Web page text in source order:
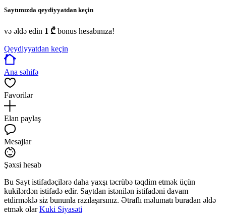
Saytımızda qeydiyyatdan keçin
və əldə edin 1 ₾ bonus hesabınıza!
Qeydiyyatdan keçin
Ana səhifə
Favorilər
Elan paylaş
Mesajlar
Şəxsi hesab
Bu Sayt istifadəçilərə daha yaxşı təcrübə təqdim etmək üçün
kukilərdən istifadə edir. Saytdan istənilən istifadəni davam
etdirməklə siz bununla razılaşırsınız. Ətraflı məlumatı buradan əldə
etmək olarKuki Siyasəti